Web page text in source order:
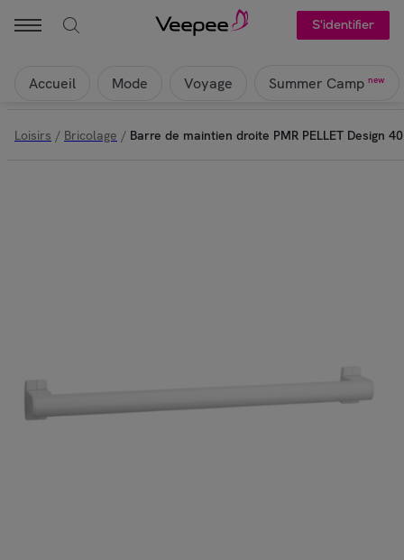
S'identifier
Accueil Mode Voyage Summer Camp new
Loisirs / Bricolage / Barre de maintien droite PMR PELLET Design